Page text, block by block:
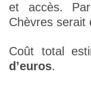
et accès.
Chèvres serait
Coût total
d’euros.